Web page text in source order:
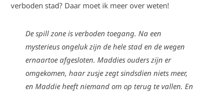
verboden stad? Daar moet ik meer over weten!
De spill zone is verboden toegang. Na een
mysterieus ongeluk zijn de hele stad en de wegen
ernaartoe afgesloten. Maddies ouders zijn er
omgekomen, haar zusje zegt sindsdien niets meer,
en Maddie heeft niemand om op terug te vallen. En